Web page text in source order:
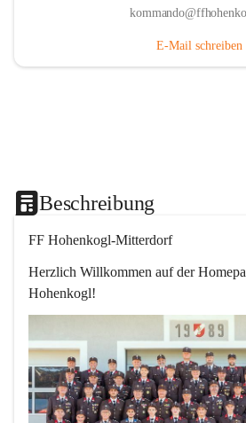
E-Mail schreiben
Beschreibung
FF Hohenkogl-Mitterdorf
Herzlich Willkommen auf der
Hohenkogl!